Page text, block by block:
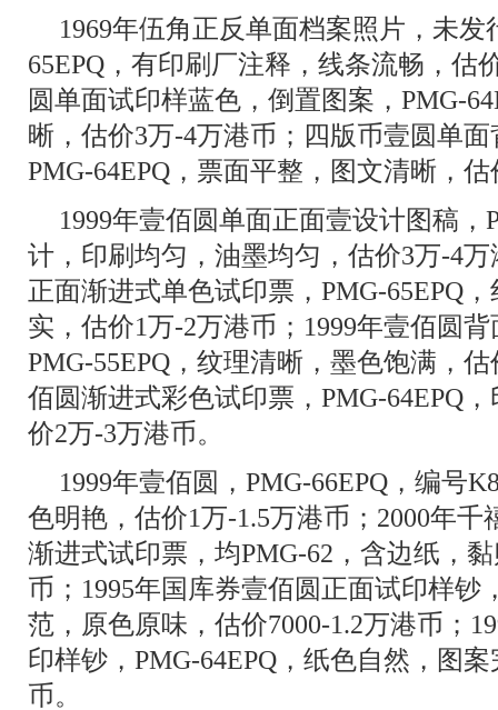
1969年伍角正反单面档案照片，未发
65EPQ，有印刷厂注释，线条流畅，估
圆单面试印样蓝色，倒置图案，PMG-
晰，估价3万-4万港币；四版币壹圆单
PMG-64EPQ，票面平整，图文清晰，
1999年壹佰圆单面正面壹设计图稿，
计，印刷均匀，油墨均匀，估价3万-4
正面渐进式单色试印票，PMG-65EPQ
实，估价1万-2万港币；1999年壹佰圆
PMG-55EPQ，纹理清晰，墨色饱满，
佰圆渐进式彩色试印票，PMG-64EPQ
价2万-3万港币。
1999年壹佰圆，PMG-66EPQ，编号
色明艳，估价1万-1.5万港币；2000年千
渐进式试印票，均PMG-62，含边纸，
币；1995年国库券壹佰圆正面试印样钞
范，原色原味，估价7000-1.2万港币；
印样钞，PMG-64EPQ，纸色自然，图
币。